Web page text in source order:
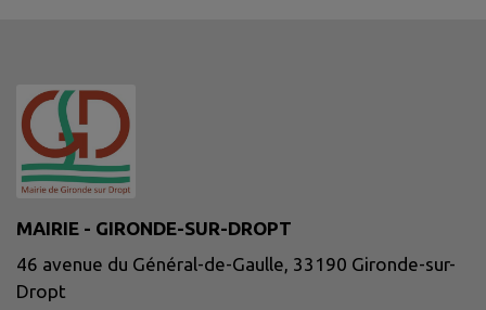
MAIRIE - GIRONDE-SUR-DROPT
46 avenue du Général-de-Gaulle, 33190 Gironde-sur-
Dropt